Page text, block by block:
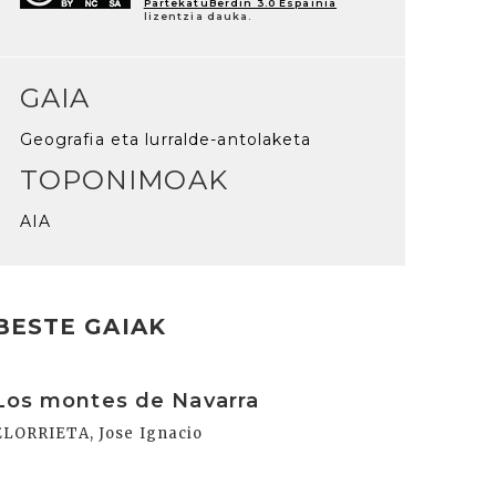
PartekatuBerdin 3.0 Espainia
lizentzia dauka.
GAIA
Geografia eta lurralde-antolaketa
TOPONIMOAK
AIA
GAIAK
montes de Navarra
Jose Ignacio